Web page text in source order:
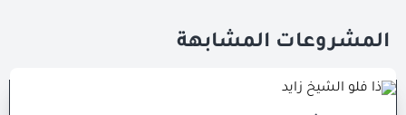
المشروعات المشابهة